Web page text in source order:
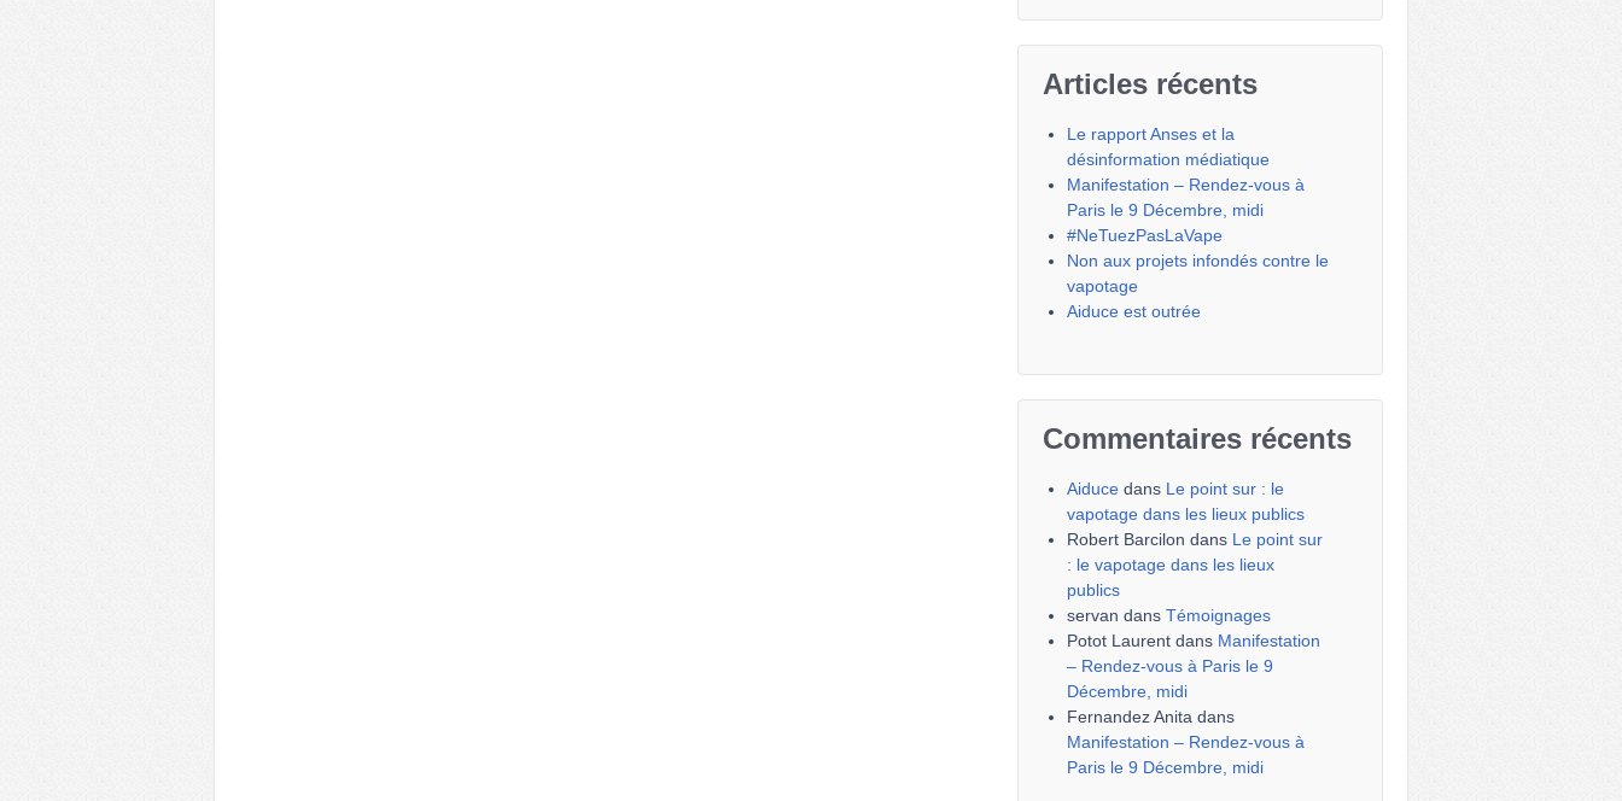
Articles récents
Le rapport Anses et la
désinformation médiatique
Manifestation – Rendez-vous à
Paris le 9 Décembre, midi
#NeTuezPasLaVape
Non aux projets infondés contre le
vapotage
Aiduce est outrée
Commentaires récents
Aiduce dans Le point sur : le
vapotage dans les lieux publics
Robert Barcilon dans Le point sur
: le vapotage dans les lieux
publics
servan dansTémoignages
Potot Laurent dans Manifestation
– Rendez-vous à Paris le 9
Décembre, midi
Fernandez Anita dans
Manifestation – Rendez-vous à
Paris le 9 Décembre, midi